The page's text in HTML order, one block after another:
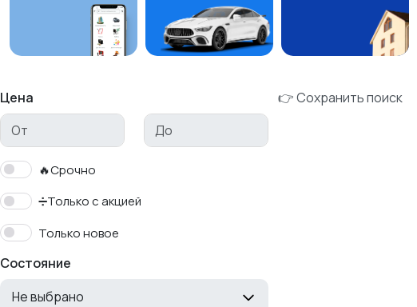
Цена
🔥Срочно
➗Только с акцией
Только новое
Состояние
Не выбрано
👉 Сохранить поиск